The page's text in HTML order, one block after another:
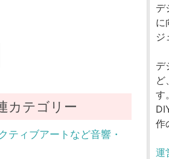
カテゴリー
ティブアートなど音響・
デ
に
ジ
デ
ど
す
作
運